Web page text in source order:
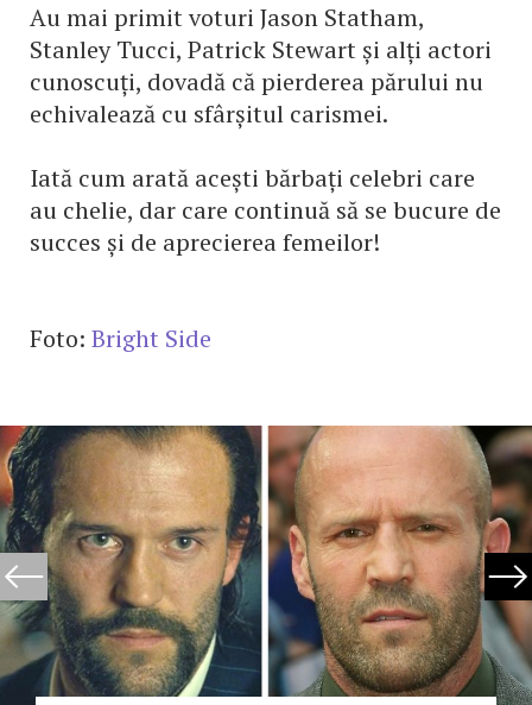
Au mai primit voturi Jason Statham,
Stanley Tucci, Patrick Stewart și alți actori
cunoscuți, dovadă că pierderea părului nu
echivalează cu sfârșitul carismei.
Iată cum arată acești bărbați celebri care
au chelie, dar care continuă să se bucure de
succes și de aprecierea femeilor!
Foto: Bright Side